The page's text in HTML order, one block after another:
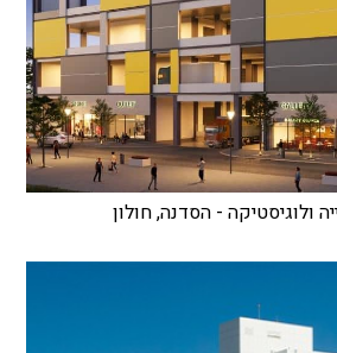
ולוגיסטיקה - הסדנה, חולון